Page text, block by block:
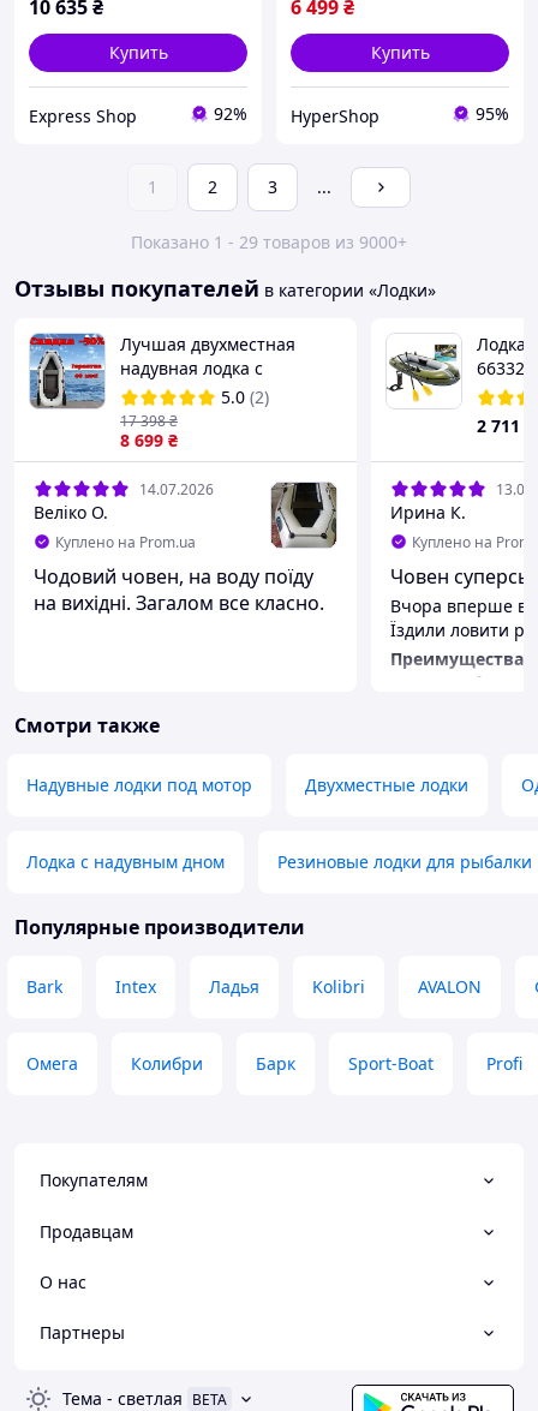
10 635₴
Купить
Express Shop 92%
6 499₴
Купить
HyperShop 95%
1 2 3 ...
Показано 1 - 29 товаров из 9000+
Отзывы покупателей в категории «Лодки»
Лучшая двухместная
надувная лодка с
жесткими передвижными
сидениями, двухместная
лодка для охоты |ЭТО
НУЖНО
5.0 (2)
8 699 ₴
17 398₴
14.07.2026
Веліко О.
Куплено на Prom.ua
Чодовий човен, на воду поїду
на вихідні. Загалом все класно.
Лодка
66332
2 711
Ирина К.
Куплено на
Човен
Вчора вперше
Їздили ловити
Преимущества
Все
Смотри также
Надувные лодки под мотор Двухместные лодки
Лодка с надувным дном Резиновые лодки для рыбалки
Популярные производители
Bark Intex Ладья Kolibri AVALON
Омега Колибри Барк Sport-Boat Profi
Покупателям
Продавцам
О нас
Партнеры
Тема - светлая BETA